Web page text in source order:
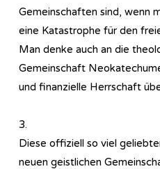
Gemeinschaften sind, wenn
eine Katastrophe für den
Man denke auch an die
Gemeinschaft
und finanzielle Herrschaft
3.
Diese offiziell so viel
neuen geistlichen